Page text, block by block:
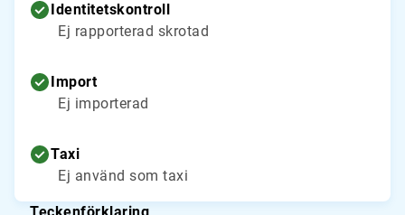
Identitetskontroll
Ej rapporterad skrotad
Import
Ej importerad
Taxi
Ej använd som taxi